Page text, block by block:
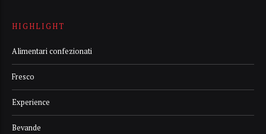
HIGHLIGHT
Alimentari confezionati
Fresco
Experience
Bevande